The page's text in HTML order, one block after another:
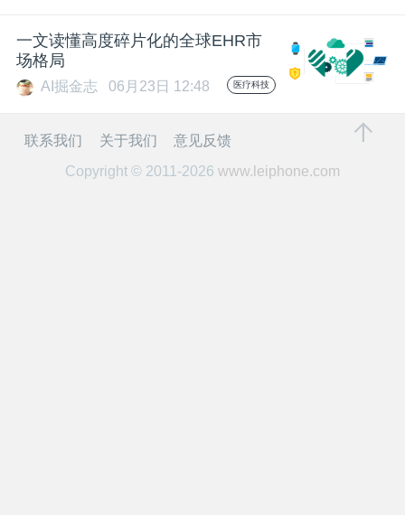
公
课
一文读懂高度碎片化的全球EHR市
场格局
AI掘金志 06月23日 12:48 医疗科技
联系我们 关于我们
意见反馈
Copyright © 2011-2026 www.leiphone.com